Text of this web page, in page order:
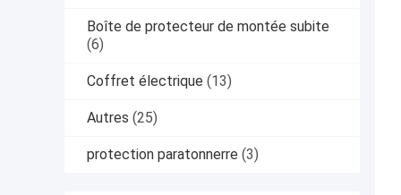
Boîte de protecteur de montée subite
(6)
Coffret électrique (13)
Autres (25)
protection paratonnerre (3)